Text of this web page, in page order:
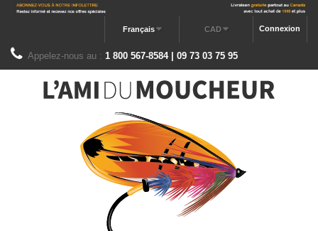
Connexion
CAD
Français
Appelez-nous au : 1 800 567-8584 | 09 73 03 75 95